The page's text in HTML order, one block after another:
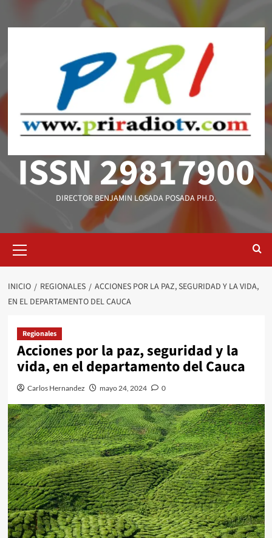
ISSN 29817900
DIRECTOR BENJAMIN LOSADA POSADA PH.D.
primario
INICIO REGIONALES
ACCIONES POR LA PAZ, SEGURIDAD Y LA VIDA,
EN EL DEPARTAMENTO DEL CAUCA
Regionales
Acciones por la paz, seguridad y la
vida, en el departamento del Cauca
Carlos Hernandez mayo 24, 2024 0